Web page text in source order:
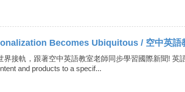
Becomes Ubiquitous / 空中英語
界接軌，跟著空中英語教室老師同步學習國際新聞! 英
and products to a specif...